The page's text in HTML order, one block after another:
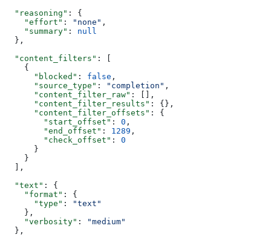
  "reasoning"
: {
    "effort"
: "none" ,
    "summary"
: null
  },
  "content_filters"
: [
    {
      "blocked"
: false ,
      "source_type"
: "completion" ,
      "content_filter_raw"
: [],
      "content_filter_results"
: {},
      "content_filter_offsets"
: {
        "start_offset"
: 0 ,
        "end_offset"
: 1289 ,
        "check_offset"
: 0
      }
    }
  ],
  "text"
: {
    "format"
: {
      "type"
:
"text"
    },
    "verbosity"
:
"medium"
  },